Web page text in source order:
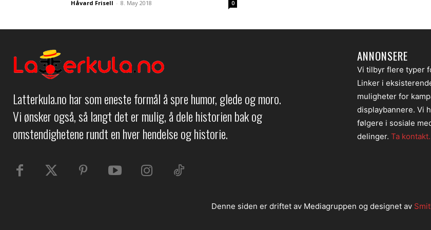
Håvard Frisell - 8. May 2018 0
Latterkula.no har som eneste formål å spre humor, glede og moro.
Vi ønsker også, så langt det er mulig, å dele historien bak og
omstendighetene rundt en hver hendelse og historie.
ANNONSERE
Vi tilbyr flere typer
Linker i
muligheter for
displaybannere. Vi
følgere i sosiale
delinger. Ta kontakt.
Denne siden er driftet av Mediagruppen og designet av